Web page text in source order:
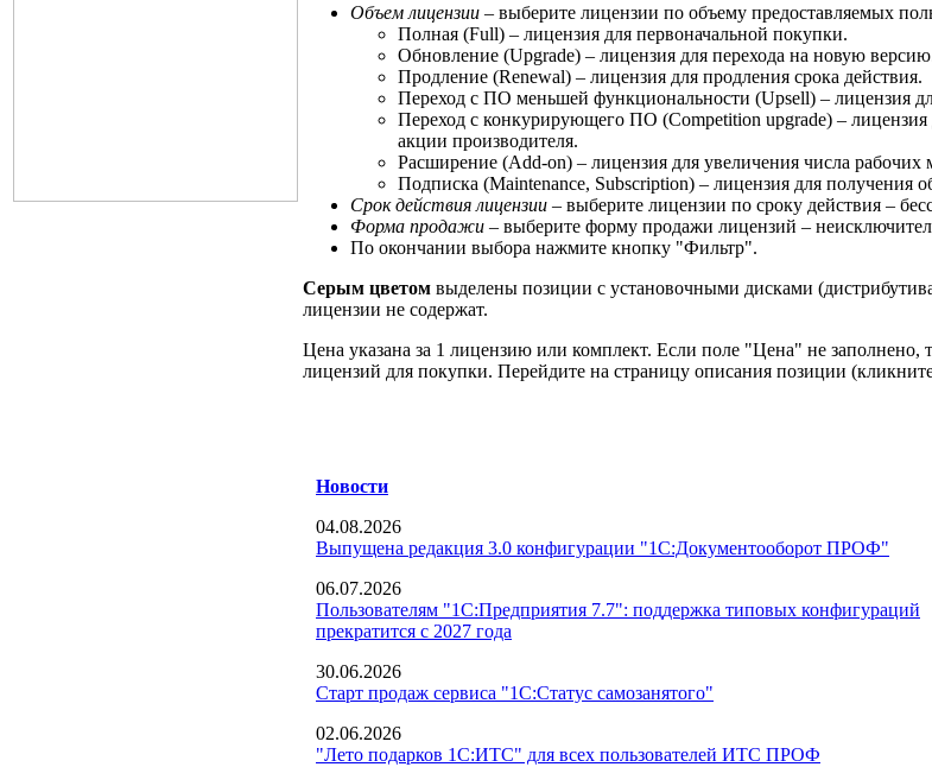
Объем лицензии – выберите лицензии по объему предоставляемых
Полная (Full) – лицензия для первоначальной покупки.
Обновление (Upgrade) – лицензия для перехода на новую
Продление (Renewal) – лицензия для продления срока действия.
Переход с ПО меньшей функциональности (Upsell) – лицензия
Переход с конкурирующего ПО (Competition upgrade) – лицензия
акции производителя.
Расширение (Add-on) – лицензия для увеличения числа рабочих
Подписка (Maintenance, Subscription) – лицензия для получения
Срок действия лицензии – выберите лицензии по сроку действия –
Форма продажи – выберите форму продажи лицензий –
По окончании выбора нажмите кнопку "Фильтр".
Серым цветом выделены позиции с установочными дисками
лицензии не содержат.
Цена указана за 1 лицензию или комплект. Если поле "Цена" не заполнено,
лицензий для покупки. Перейдите на страницу описания позиции
Новости
04.08.2026
Выпущена редакция 3.0 конфигурации "1С:Документооборот ПРОФ"
06.07.2026
Пользователям "1С:Предприятия 7.7": поддержка типовых конфигураций
прекратится с 2027 года
30.06.2026
Старт продаж сервиса "1С:Статус самозанятого"
02.06.2026
"Лето подарков 1С:ИТС" для всех пользователей ИТС ПРОФ